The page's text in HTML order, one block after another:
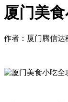
厦门美
作者： 厦门腾信达